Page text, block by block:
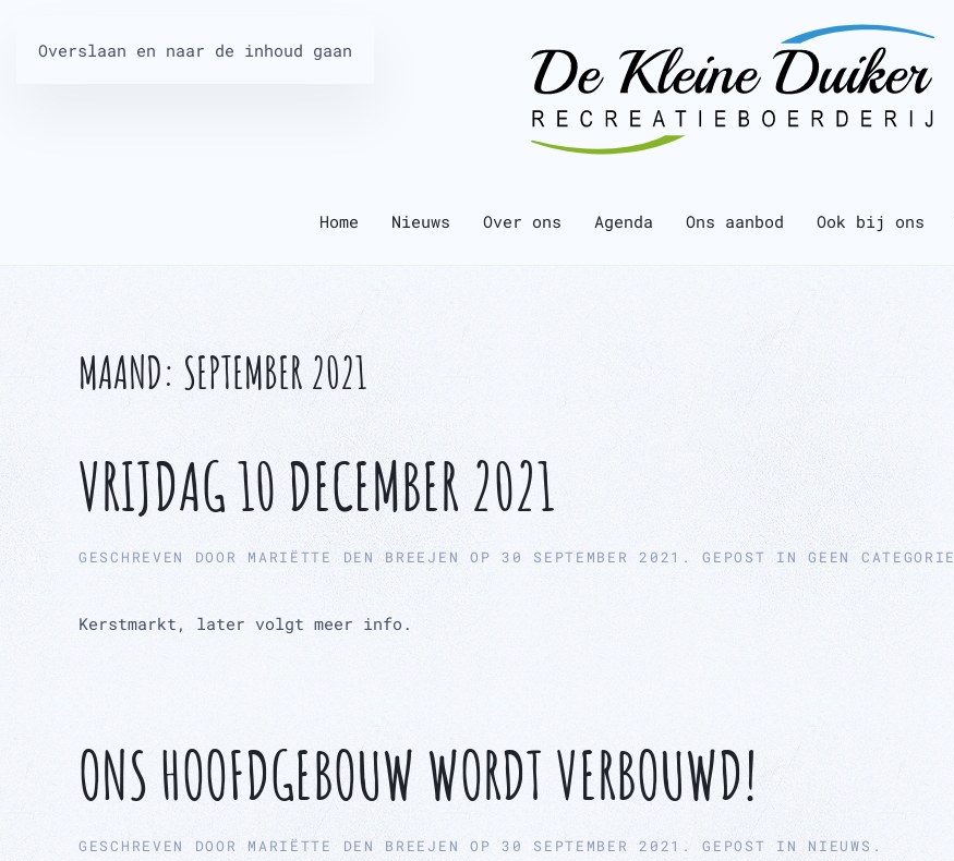
Overslaan en naar de inhoud gaan
Home Nieuws Over ons Agenda Ons aanbod Ook bij ons
MAAND: SEPTEMBER 2021
VRIJDAG 10 DECEMBER 2021
GESCHREVEN DOOR MARIËTTE DEN BREEJEN OP30 SEPTEMBER 2021 . GEPOST INGEEN CATEGORIE
Kerstmarkt, later volgt meer info.
ONS HOOFDGEBOUW WORDT VERBOUWD!
GESCHREVEN DOOR MARIËTTE DEN BREEJEN OP30 SEPTEMBER 2021 . GEPOST IN NIEUWS .